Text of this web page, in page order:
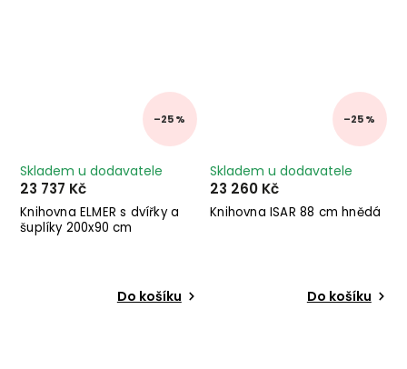
–25 %
Knihovna ELMER s dvířky a
šuplíky 200x90 cm
Skladem u dodavatele
23 737 Kč
Do košíku
–25 %
Knihovna ISAR 88 cm hnědá
Skladem u dodavatele
23 260 Kč
Do košíku